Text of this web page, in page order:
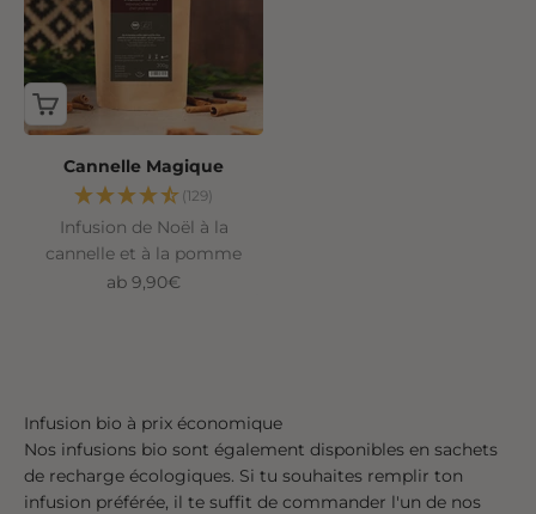
Cannelle Magique
(129)
Infusion de Noël à la
cannelle et à la pomme
Angebot
ab 9,90€
Infusion bio à prix économique
Nos infusions bio sont également disponibles en sachets
de recharge écologiques. Si tu souhaites remplir ton
infusion préférée, il te suffit de commander l'un de nos